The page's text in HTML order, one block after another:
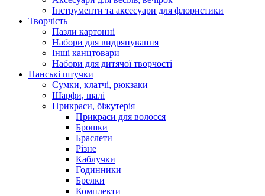
Інструменти та аксесуари для флористики
Творчість
Пазли картонні
Набори для видряпування
Інші канцтовари
Набори для дитячої творчості
Панські штучки
Сумки, клатчі, рюкзаки
Шарфи, шалі
Прикраси, біжутерія
Прикраси для волосся
Брошки
Браслети
Різне
Каблучки
Годинники
Брелки
Комплекти